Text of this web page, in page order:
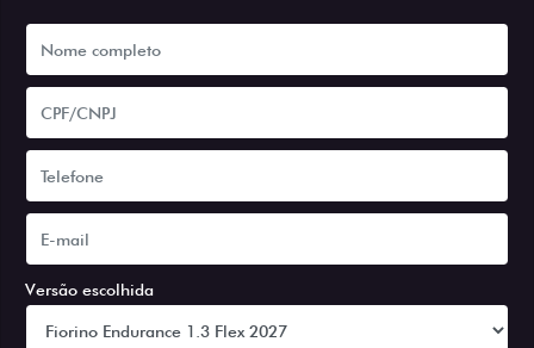
Versão escolhida